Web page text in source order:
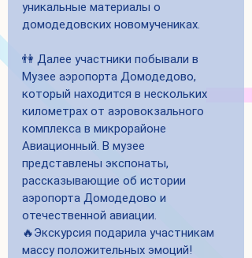
уникальные материалы о
домодедовских новомучениках.
👫 Далее участники побывали в
Музее аэропорта Домодедово,
который находится в нескольких
километрах от аэровокзального
комплекса в микрорайоне
Авиационный. В музее
представлены экспонаты,
рассказывающие об истории
аэропорта Домодедово и
отечественной авиации.
🔥Экскурсия подарила участникам
массу положительных эмоций!